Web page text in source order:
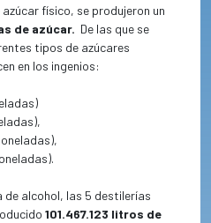
físico, se produjeron un
de azúcar. De las que se
tipos de azúcares
en los ingenios:
de alcohol, las 5 destilerías
101.467.123 litros de